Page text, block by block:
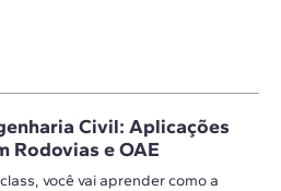
Civil: Aplicações
Rodovias e OAE
você vai aprender como a